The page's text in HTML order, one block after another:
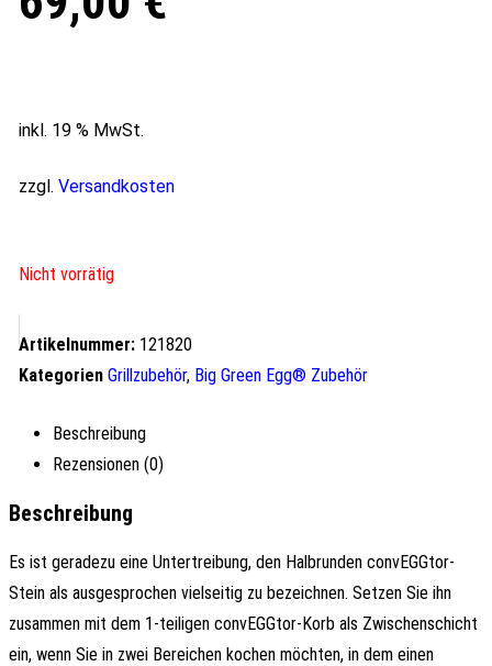
inkl. 19 % MwSt.
zzgl. Versandkosten
Nicht vorrätig
Artikelnummer: 121820
Kategorien Grillzubehör, Big Green Egg® Zubehör
Beschreibung
Rezensionen (0)
Beschreibung
Es ist geradezu eine Untertreibung, den Halbrunden convEGGtor-
Stein als ausgesprochen vielseitig zu bezeichnen. Setzen Sie ihn
zusammen mit dem 1-teiligen convEGGtor-Korb als Zwischenschicht
ein, wenn Sie in zwei Bereichen kochen möchten, in dem einen